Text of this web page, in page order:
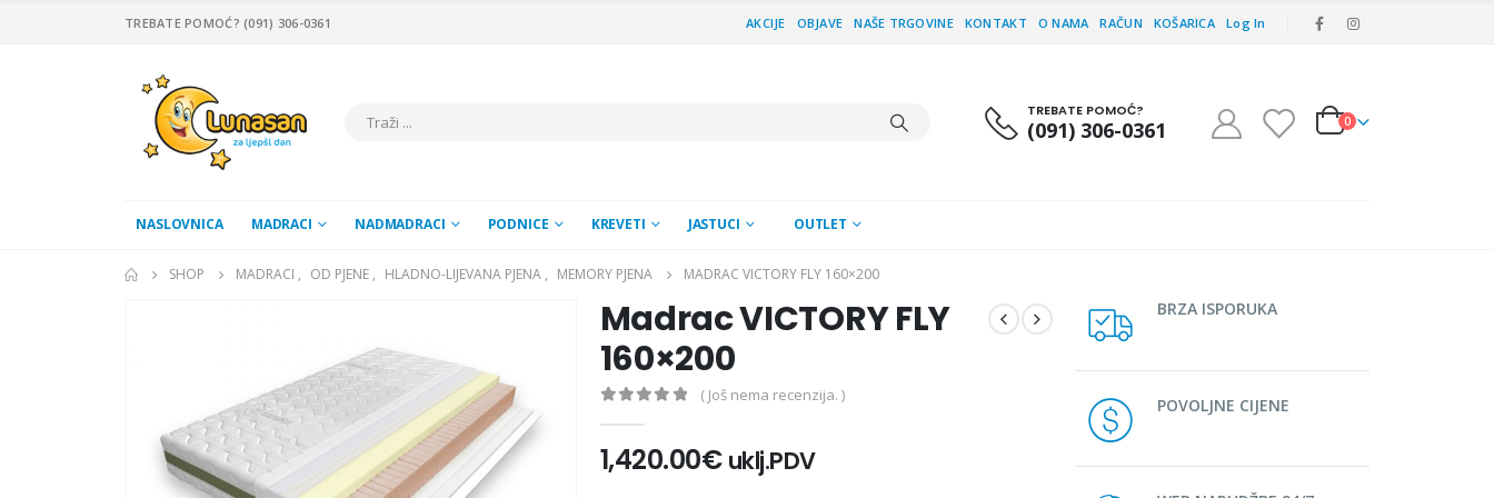
TREBATE POMOĆ? (091) 306-0361 AKCIJE OBJAVE NAŠE TRGOVINE KONTAKT O NAMA RAČUN KOŠARICA Log In
TREBATE POMOĆ?
(091) 306-0361 0
NASLOVNICA MADRACI NADMADRACI PODNICE KREVETI JASTUCI OUTLET
SHOP MADRACI , OD PJENE , HLADNO-LIJEVANA PJENA , MEMORY PJENA MADRAC VICTORY FLY 160×200
Madrac VICTORY FLY
160×200
( Još nema recenzija. )
1,420.00€ uklj.PDV
BRZA ISPORUKA
POVOLJNE CIJENE